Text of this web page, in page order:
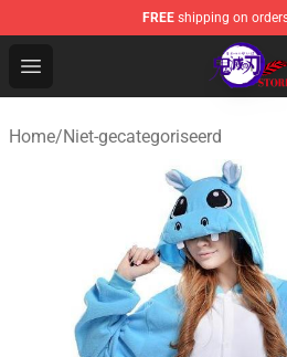
FREE shipping on
Open menu
Kimetsu no Yaiba Store -
Home/Niet-gecategoriseerd